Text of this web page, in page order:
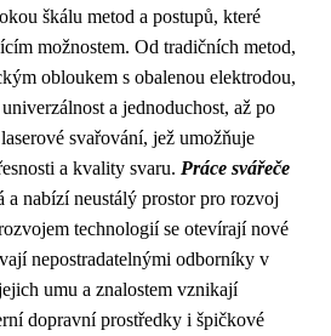
škálu metod a postupů, které
možnostem. Od tradičních metod,
obloukem s obalenou elektrodou,
a jednoduchost, až po
svařování, jež umožňuje
a kvality svaru. Práce svářeče
a nabízí neustálý prostor pro rozvoj
technologií se otevírají nové
nepostradatelnými odborníky v
umu a znalostem vznikají
dopravní prostředky i špičkové